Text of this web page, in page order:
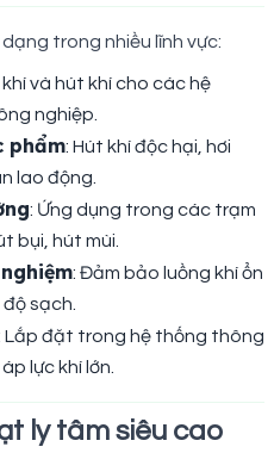
trong nhiều lĩnh vực:
khí và hút khí cho các hệ
nghiệp.
phẩm: Hút khí độc hại, hơi
lao động.
: Ứng dụng trong các trạm
bụi, hút mùi.
: Đảm bảo luồng khí ổn
sạch.
Lắp đặt trong hệ thống thông
lực khí lớn.
ly tâm siêu cao